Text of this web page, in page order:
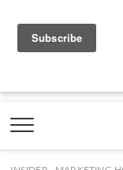
a
e
b
o
o
t
b
.
o
e
m